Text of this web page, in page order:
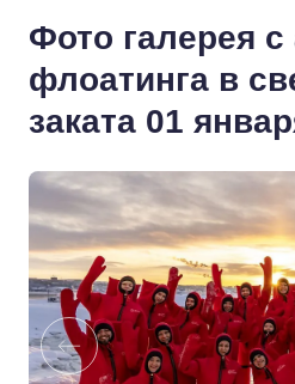
Фото галерея с
флоатинга в
заката 01